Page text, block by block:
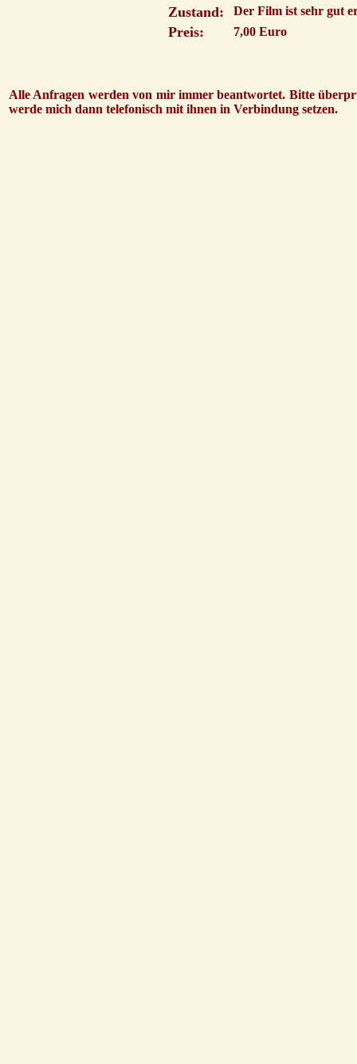
Zustand: Der Film ist sehr gut
Preis: 7,00 Euro
Alle Anfragen werden von mir immer beantwortet. Bitte
werde mich dann telefonisch mit ihnen in Verbindung setzen.